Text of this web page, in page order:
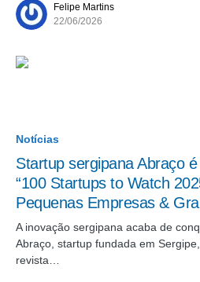
Felipe Martins
22/06/2026
Notícias
Startup sergipana Abraço
“100 Startups to Watch
Pequenas Empresas &
A inovação sergipana acaba de
Abraço, startup fundada em
revista…